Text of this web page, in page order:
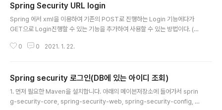
e,과 global 이름을 똑같이 넣는다. ...
Spring Security URL login
Spring 에서 xml을 이용하여 기존의 POST로 진행하는 Login 기능에다가
GET으로 Login진행할 수 있는 기능을 추가하여 사용할 수 있는 방법이다. (따
op/Spring] - Spring security 로그인(DB에 있는 아이디 조회) Spring se
y-web, spring-security-config, pring-security-taglibs 검색하여 po
m.xml에 추가합니다. https://mvn.. wky.k..
0 0 2021. 1. 22.
Spring security 로그인(DB에 있는 아이디 조회)
1. 먼저 필요한 Maven을 설치합니다. 아래의 메이븐저장소에 들어가서 sprin
g-security-core, spring-security-web, spring-security-config, p